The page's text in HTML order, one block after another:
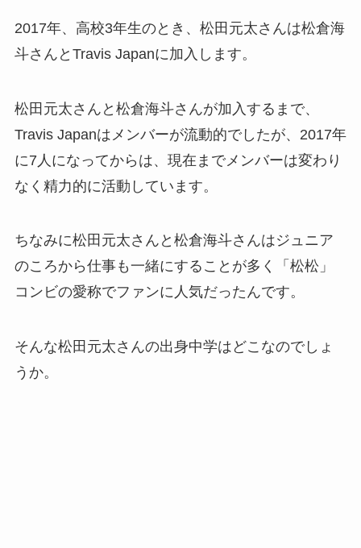
2017年、高校3年生のとき、松田元太さんは松倉海
斗さんとTravis Japanに加入します。
松田元太さんと松倉海斗さんが加入するまで、
Travis Japanはメンバーが流動的でしたが、2017年
に7人になってからは、現在までメンバーは変わり
なく精力的に活動しています。
ちなみに松田元太さんと松倉海斗さんはジュニア
のころから仕事も一緒にすることが多く「松松」
コンビの愛称でファンに人気だったんです。
そんな松田元太さんの出身中学はどこなのでしょ
うか。